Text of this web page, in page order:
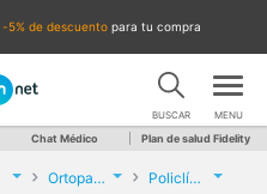
-5% de descuento para tu compra
BUSCAR MENU
Chat Médico Plan de salud Fidelity
Ortopantomografía Odontología Policlínica La Real